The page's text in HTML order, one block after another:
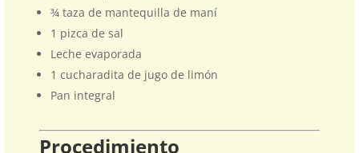
¾ taza de mantequilla de maní
1 pizca de sal
Leche evaporada
1 cucharadita de jugo de limón
Pan integral
Procedimiento